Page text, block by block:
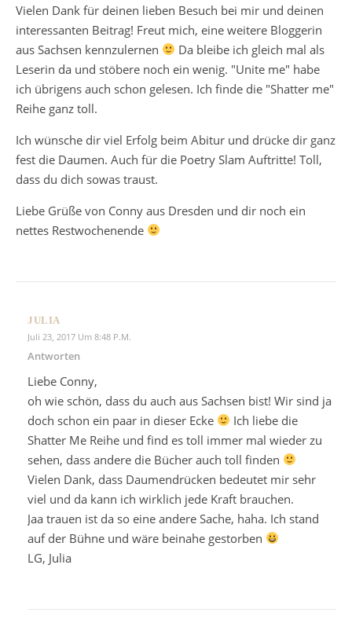
Vielen Dank für deinen lieben Besuch bei mir und deinen
interessanten Beitrag! Freut mich, eine weitere Bloggerin
aus Sachsen kennzulernen
Da bleibe ich gleich mal als
Leserin da und stöbere noch ein wenig. "Unite me" habe
ich übrigens auch schon gelesen. Ich finde die "Shatter me"
Reihe ganz toll.
Ich wünsche dir viel Erfolg beim Abitur und drücke dir ganz
fest die Daumen. Auch für die Poetry Slam Auftritte! Toll,
dass du dich sowas traust.
Liebe Grüße von Conny aus Dresden und dir noch ein
nettes Restwochenende
JULIA
Juli 23, 2017 Um 8:48 P.m.
Antworten
Liebe Conny,
oh wie schön, dass du auch aus Sachsen bist! Wir sind ja
doch schon ein paar in dieser Ecke
Ich liebe die
Shatter Me Reihe und find es toll immer mal wieder zu
sehen, dass andere die Bücher auch toll finden
Vielen Dank, dass Daumendrücken bedeutet mir sehr
viel und da kann ich wirklich jede Kraft brauchen.
Jaa trauen ist da so eine andere Sache, haha. Ich stand
auf der Bühne und wäre beinahe gestorben
LG, Julia